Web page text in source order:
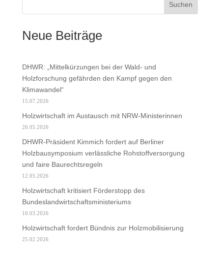
Suchen
Neue Beiträge
DHWR: „Mittelkürzungen bei der Wald- und
Holzforschung gefährden den Kampf gegen den
Klimawandel“
15.07.2026
Holzwirtschaft im Austausch mit NRW-Ministerinnen
20.05.2026
DHWR-Präsident Kimmich fordert auf Berliner
Holzbausymposium verlässliche Rohstoffversorgung
und faire Baurechtsregeln
12.05.2026
Holzwirtschaft kritisiert Förderstopp des
Bundeslandwirtschaftsministeriums
10.03.2026
Holzwirtschaft fordert Bündnis zur Holzmobilisierung
25.02.2026